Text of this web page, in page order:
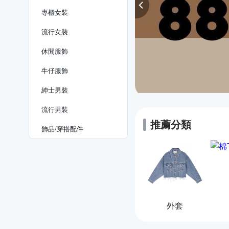
專櫃女裝
流行女裝
休閒服飾
牛仔服飾
紳士​男裝
流行男裝
飾品​/​穿搭​配件
推薦分類
外套